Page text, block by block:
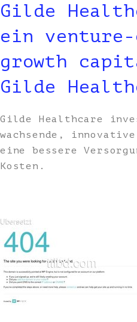
Gilde
ein
growth
Gilde
Gilde Healthcare
wachsende,
eine bessere
Kosten.